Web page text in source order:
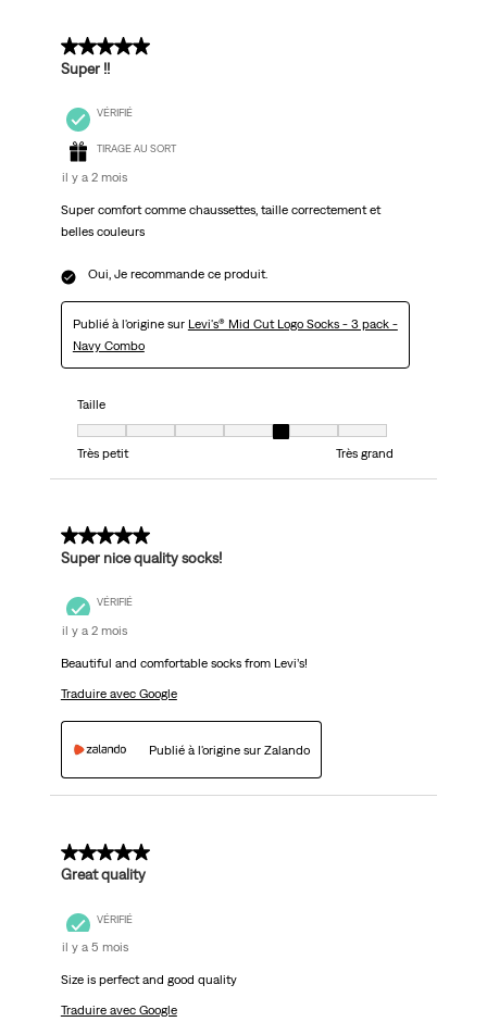
5 sur 5 étoiles.
Super !!
VÉRIFIÉ
TIRAGE AU SORT
il y a 2 mois
Super comfort comme chaussettes, taille correctement et
belles couleurs
Oui, Je recommande ce produit.
Publié à l'origine sur Levi's® Mid Cut Logo Socks - 3 pack -
Navy Combo
Taille
Taille, 5 sur 7, où 1 est égal à Très petit et 7 est égal à Très grand
Très petit
Très grand
5 sur 5 étoiles.
Super nice quality socks!
VÉRIFIÉ
il y a 2 mois
Beautiful and comfortable socks from Levi’s!
Traduire avec Google
Publié à l'origine sur Zalando
5 sur 5 étoiles.
Great quality
VÉRIFIÉ
il y a 5 mois
Size is perfect and good quality
Traduire avec Google